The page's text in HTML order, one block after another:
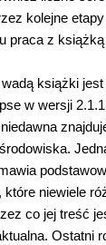
kolejne
praca z książką
książki jest
w wersji
które niewiele
co jej treść
Ostatni